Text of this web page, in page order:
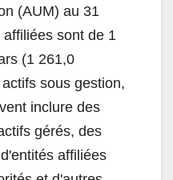
(AUM) au 31
sont de 1
(1 261,0
sous gestion,
inclure des
gérés, des
affiliées